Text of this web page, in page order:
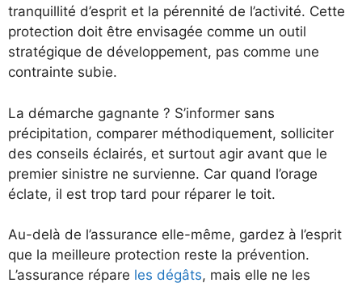
tranquillité d’esprit et la pérennité de l’activité. Cette
protection doit être envisagée comme un outil
stratégique de développement, pas comme une
contrainte subie.
La démarche gagnante ? S’informer sans
précipitation, comparer méthodiquement, solliciter
des conseils éclairés, et surtout agir avant que le
premier sinistre ne survienne. Car quand l’orage
éclate, il est trop tard pour réparer le toit.
Au-delà de l’assurance elle-même, gardez à l’esprit
que la meilleure protection reste la prévention.
L’assurance répare les dégâts, mais elle ne les